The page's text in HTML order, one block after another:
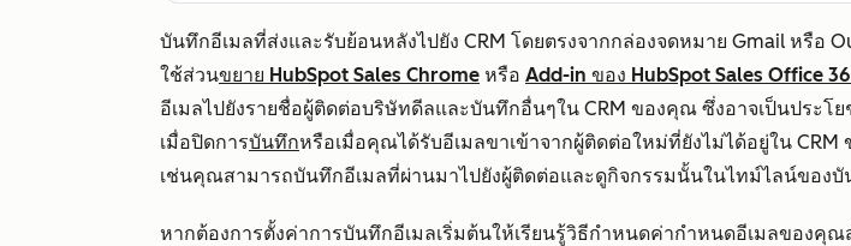
บันทึกอีเมลที่ส่งและรับย้อนหลังไปยัง CRM โดยตรงจากกล่องจดหมาย Gmail หรือ
ใช้ส่วนขยาย HubSpot Sales Chrome หรือ Add-in ของ HubSpot Sales Office
อีเมลไปยังรายชื่อผู้ติดต่อบริษัทดีลและบันทึกอื่นๆใน CRM ของคุณ ซึ่งอาจเป็นประโ
เมื่อปิดการบันทึกหรือเมื่อคุณได้รับอีเมลขาเข้าจากผู้ติดต่อใหม่ที่ยังไม่ได้อยู่ใน CRM
เช่นคุณสามารถบันทึกอีเมลที่ผ่านมาไปยังผู้ติดต่อและดูกิจกรรมนั้นในไทม์ไลน์ของบั
หากต้องการตั้งค่าการบันทึกอีเมลเริ่มต้นให้เรียนรู้วิธีกำหนดค่ากำหนดอีเมลของคุณ